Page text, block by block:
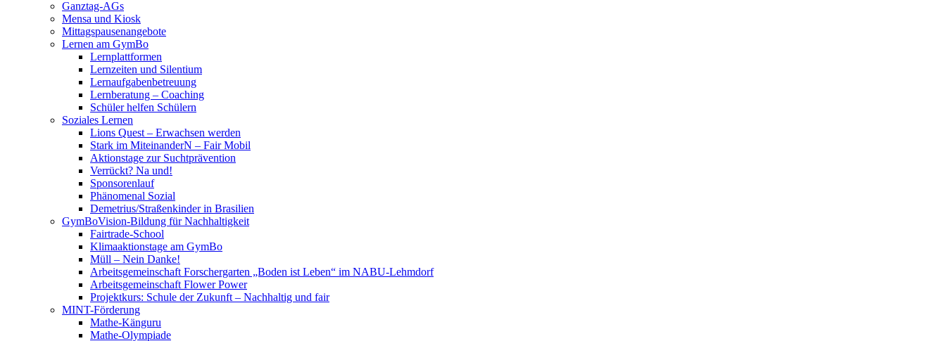
Ganztag-AGs
Mensa und Kiosk
Mittagspausenangebote
Lernen am GymBo
Lernplattformen
Lernzeiten und Silentium
Lernaufgabenbetreuung
Lernberatung – Coaching
Schüler helfen Schülern
Soziales Lernen
Lions Quest – Erwachsen werden
Stark im MiteinanderN – Fair Mobil
Aktionstage zur Suchtprävention
Verrückt? Na und!
Sponsorenlauf
Phänomenal Sozial
Demetrius/Straßenkinder in Brasilien
GymBoVision-Bildung für Nachhaltigkeit
Fairtrade-School
Klimaaktionstage am GymBo
Müll – Nein Danke!
Arbeitsgemeinschaft Forschergarten „Boden ist Leben“ im NABU-Lehmdorf
Arbeitsgemeinschaft Flower Power
Projektkurs: Schule der Zukunft – Nachhaltig und fair
MINT-Förderung
Mathe-Känguru
Mathe-Olympiade